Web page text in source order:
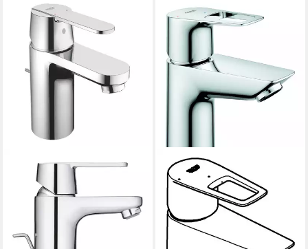
GROHE
Waschtischarmatur Grohe
Waschtischarmatur Get
lieferbar - in 3-4 Werktagen bei dir
GROHE
Waschtischarmatur BauLoop
Einhand-Waschtischbatterie
mit Energie-Spar-Funktion S-
Size - Chrom
79,98 €